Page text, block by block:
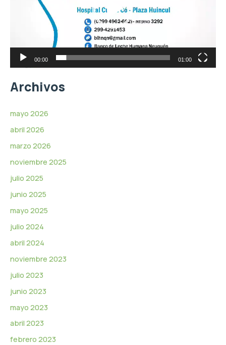
o
d
e
v
d
o
00:00 01:00
Archivos
mayo 2026
abril 2026
marzo 2026
noviembre 2025
julio 2025
junio 2025
mayo 2025
julio 2024
abril 2024
noviembre 2023
julio 2023
junio 2023
mayo 2023
abril 2023
febrero 2023